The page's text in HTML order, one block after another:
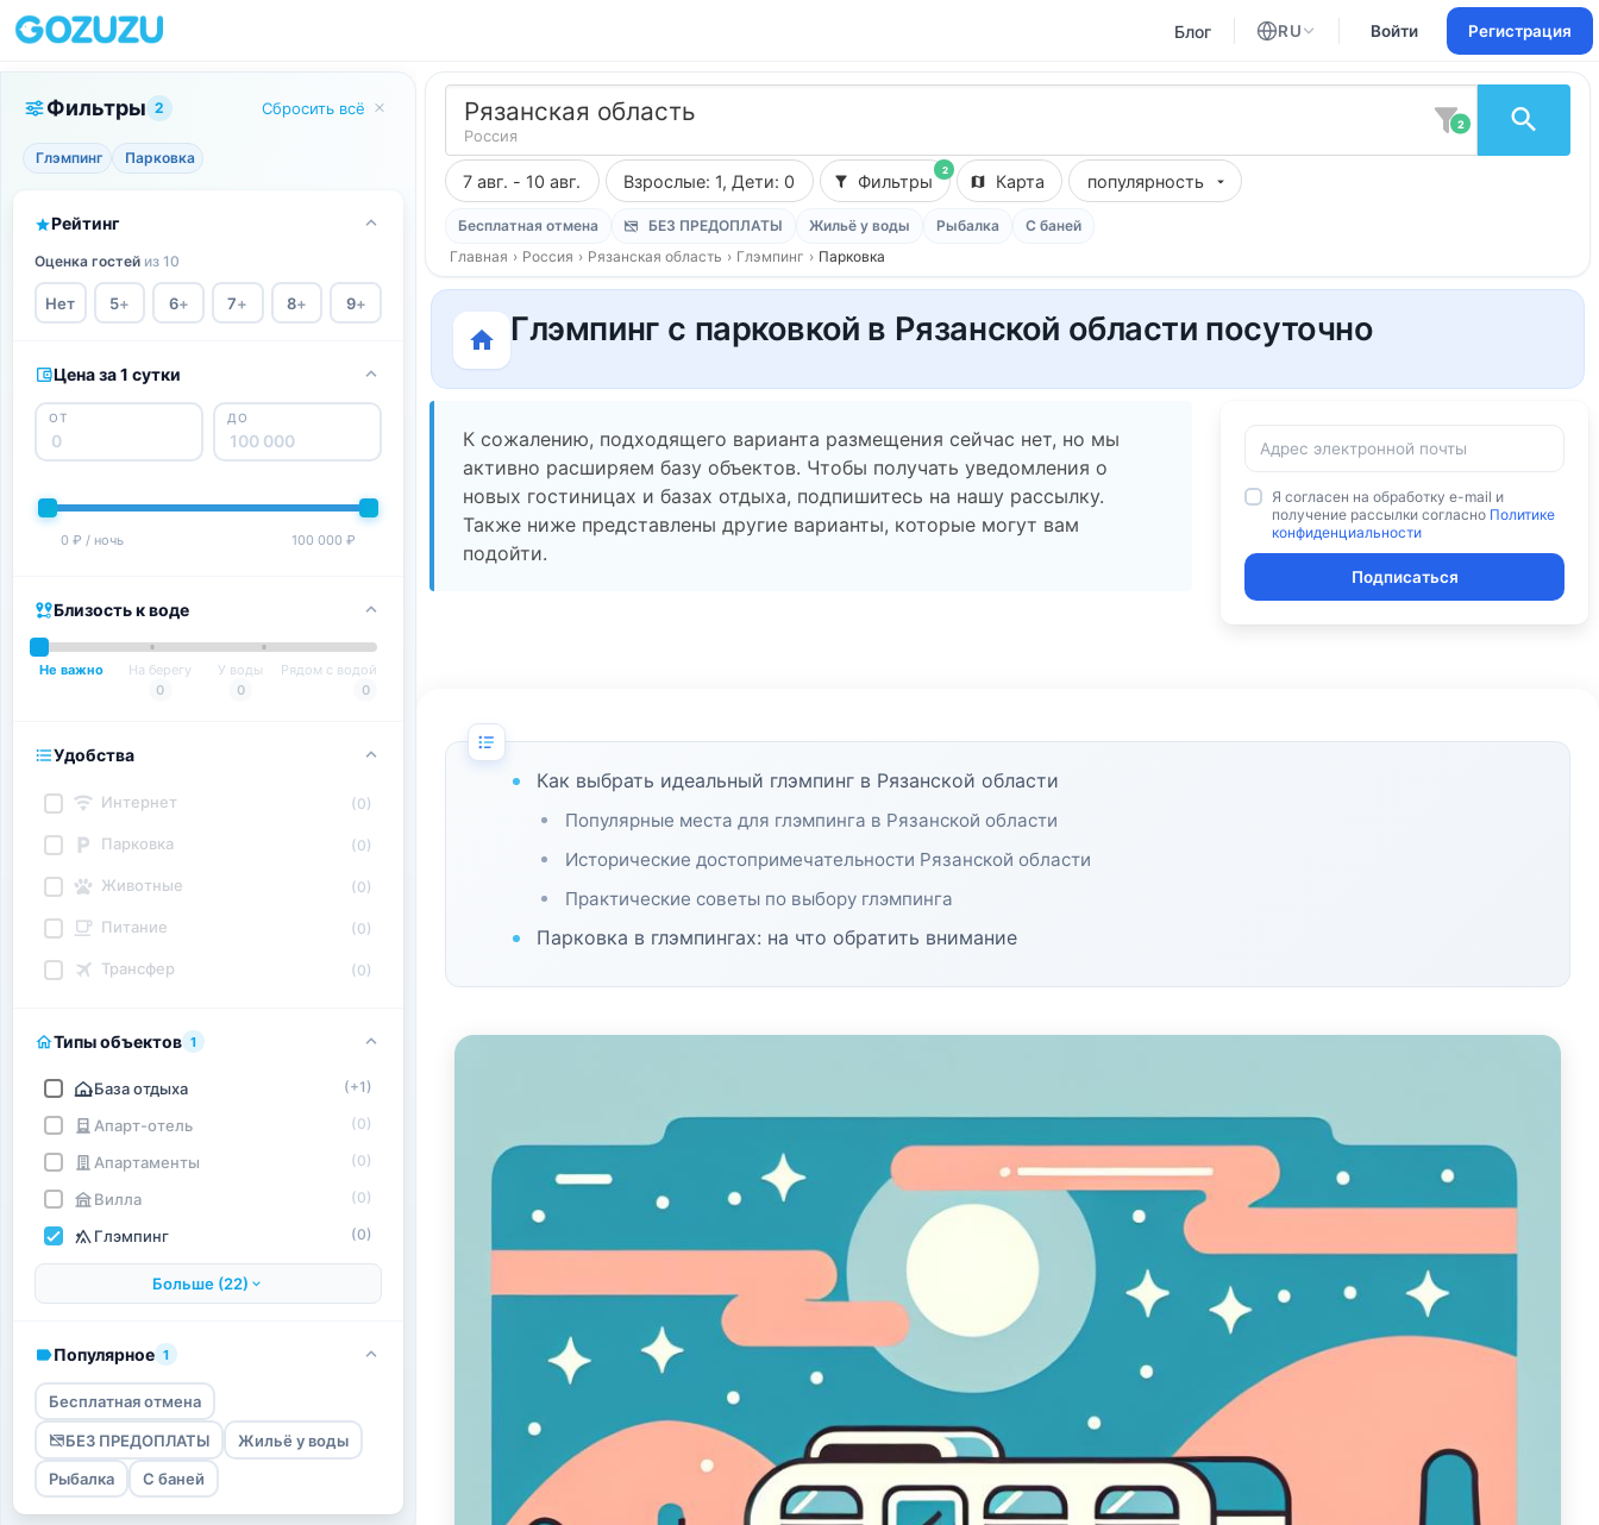
Блог RU
Английский
Войти Регистрация
Фильтры 2 Сбросить всё
Глэмпинг Парковка
Рейтинг
Оценка гостей из 10
Нет 5+ 6+ 7+ 8+ 9+
Цена за 1 сутки
ОТ ДО
0 ₽ / ночь 100 000 ₽
Близость к воде
Не важно
На берегу
0
У воды
0
Рядом с водой
0
Удобства
Интернет (0)
Парковка (0)
Животные (0)
Питание (0)
Трансфер (0)
Типы объектов 1
База отдыха (+1)
Апарт-отель (0)
Апартаменты (0)
Вилла (0)
Глэмпинг (0)
Больше (22)
Популярное 1
Бесплатная отмена
БЕЗ ПРЕДОПЛАТЫ Жильё у воды
Рыбалка С баней
Рязанская область
Россия
2
7 авг. - 10 авг. Взрослые: 1, Дети: 0
2
Фильтры Карта популярность
Бесплатная отмена БЕЗ ПРЕДОПЛАТЫ Жильё у воды Рыбалка
С баней
Главная › Россия › Рязанская область › Глэмпинг › Парковка
Глэмпинг с парковкой в Рязанской области посуточно
К сожалению, подходящего варианта размещения сейчас нет, но мы
активно расширяем базу объектов. Чтобы получать уведомления о
новых гостиницах и базах отдыха, подпишитесь на нашу рассылку.
Также ниже представлены другие варианты, которые могут вам
подойти.
Я согласен на обработку e-mail и
получение рассылки согласно Политике
конфиденциальности
Подписаться
Как выбрать идеальный глэмпинг в Рязанской области
Популярные места для глэмпинга в Рязанской области
Исторические достопримечательности Рязанской области
Практические советы по выбору глэмпинга
Парковка в глэмпингах: на что обратить внимание